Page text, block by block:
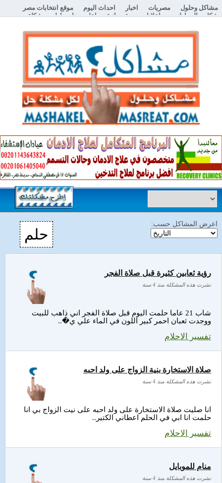
مشاكل وحلول مصريات اخبار احداث اليوم
موقع انتخابات مصر
شكاوي المواطنين
اعلانات مبوبة مجانية اعلن معنا إطرح مشكلة
حلم
اعرض المشاكل حسب:
شاب 21 عاما حلمت اليوم قبل صلاة الفجر اني ذاهب للبيت
ووجدت ثعبان احمر كبير اللون في الماء علي ي�..
تفسير الاحلام
رؤية ثعابين كثيرة قبل صلاة الفجر
نشرت هذه المشكلة منذ 4 سنة
انا صليت صلاة الاستخارة على ولد احبه على نيت الزواج بي انا
حلمت انا ابي في الحلم اعطاني الكتير..
تفسير الاحلام
صلاة الاستخارة بنية الزواج على ولد احبه
نشرت هذه المشكلة منذ 4 سنة
منام للموبايل
نشرت هذه المشكلة منذ 4 سنة